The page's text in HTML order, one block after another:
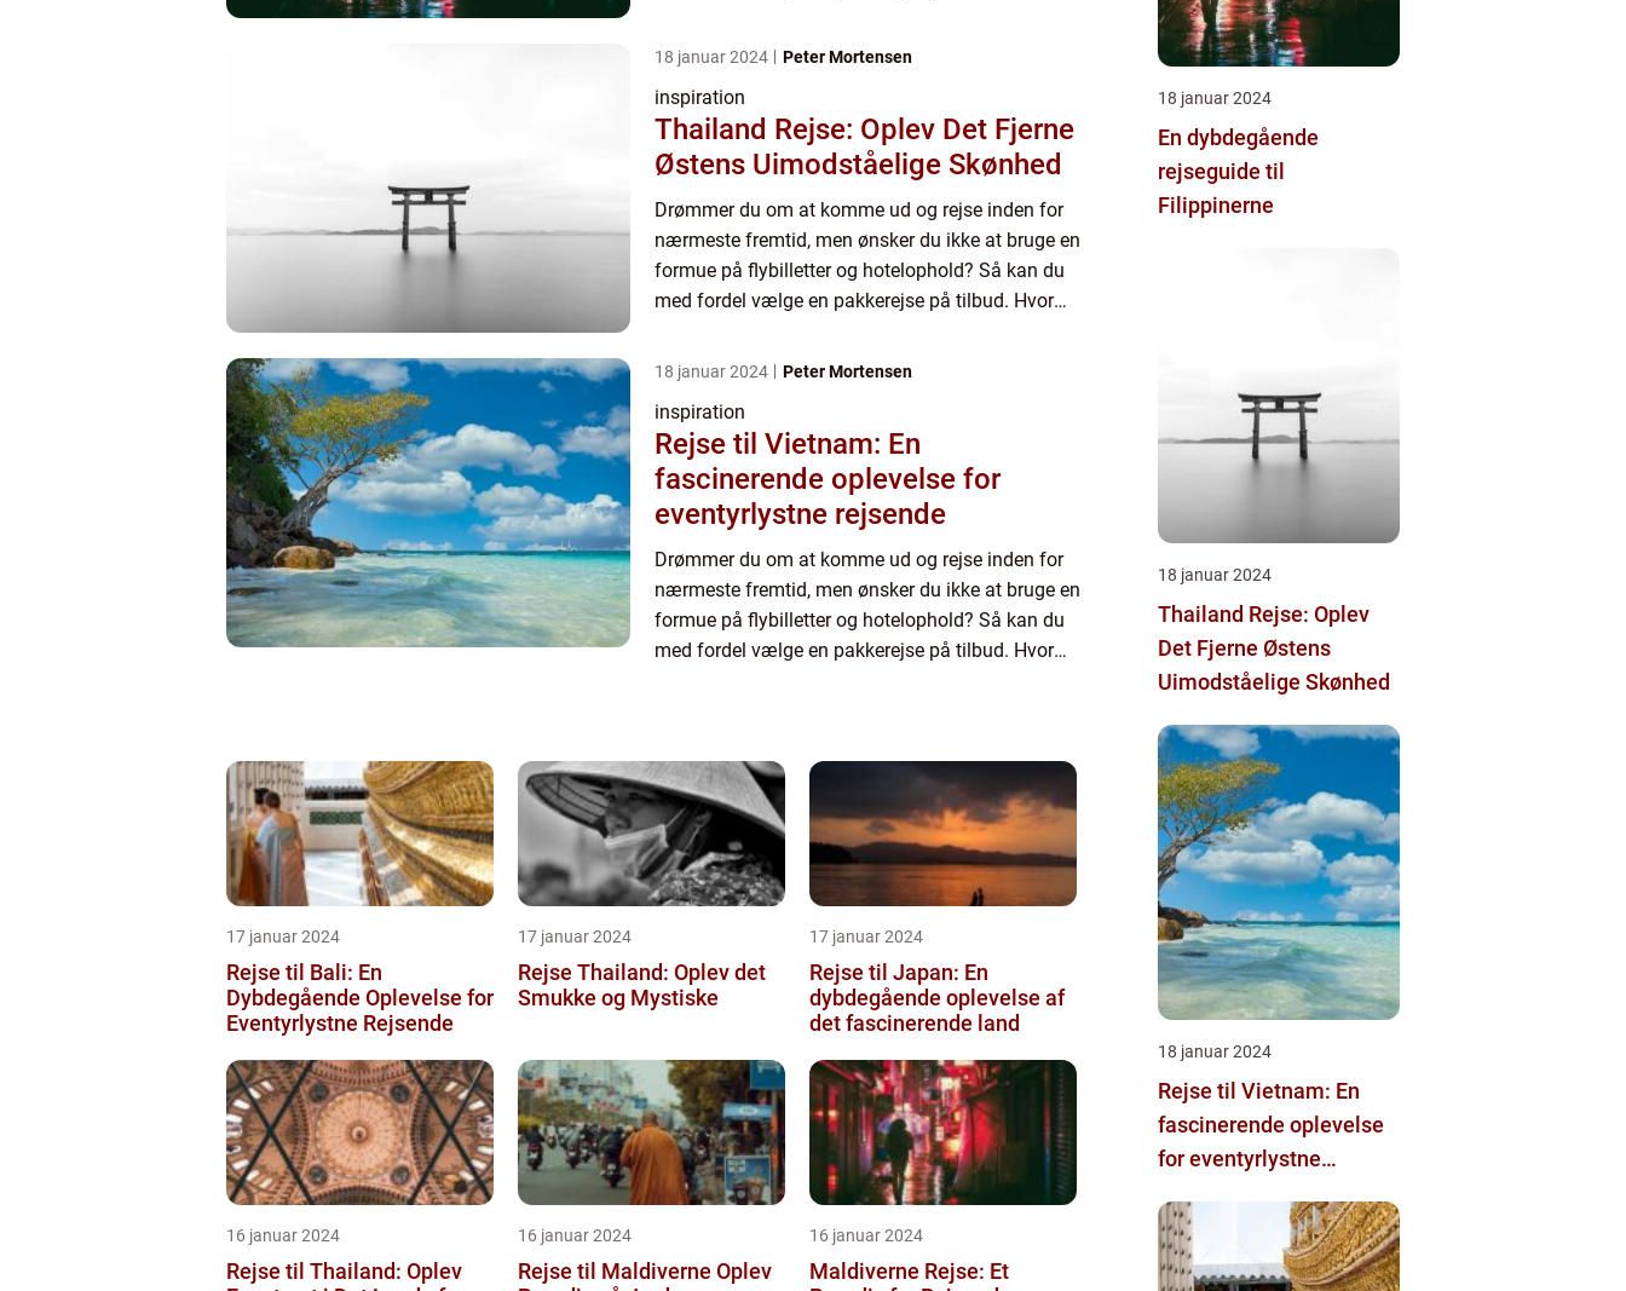
flyselskaber...
18 januar 2024 Peter Mortensen
inspiration
Thailand Rejse: Oplev Det Fjerne
Østens Uimodståelige Skønhed
Drømmer du om at komme ud og rejse inden for
nærmeste fremtid, men ønsker du ikke at bruge en
formue på flybilletter og hotelophold? Så kan du
med fordel vælge en pakkerejse på tilbud. Hvor
flyselskaber...
18 januar 2024 Peter Mortensen
inspiration
Rejse til Vietnam: En
fascinerende oplevelse for
eventyrlystne rejsende
Drømmer du om at komme ud og rejse inden for
nærmeste fremtid, men ønsker du ikke at bruge en
formue på flybilletter og hotelophold? Så kan du
med fordel vælge en pakkerejse på tilbud. Hvor
17 januar 2024
Rejse til Bali: En
Dybdegående Oplevelse for
Eventyrlystne Rejsende
17 januar 2024
Rejse Thailand: Oplev det
Smukke og Mystiske
17 januar 2024
Rejse til Japan: En
dybdegående oplevelse af
det fascinerende land
16 januar 2024
Rejse til Thailand: Oplev
16 januar 2024
Rejse til Maldiverne Oplev
16 januar 2024
Maldiverne Rejse: Et
18 januar 2024
En dybdegående
rejseguide til
Filippinerne
18 januar 2024
Thailand Rejse: Oplev
Det Fjerne Østens
Uimodståelige Skønhed
18 januar 2024
Rejse til Vietnam: En
fascinerende oplevelse
for eventyrlystne